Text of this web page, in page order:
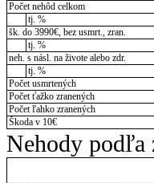
Počet nehôd celkom
tj. %
šk. do 3990€, bez usmrt., zran.
tj. %
neh. s násl. na živote alebo zdr.
tj. %
Počet usmrtených
Počet ťažko zranených
Počet ľahko zranených
Škoda v 10€
Nehody podľa